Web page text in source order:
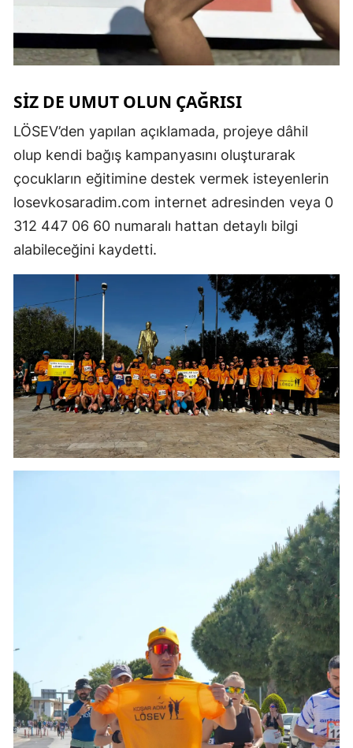
SİZ DE UMUT OLUN ÇAĞRISI
LÖSEV’den yapılan açıklamada, projeye dâhil
olup kendi bağış kampanyasını oluşturarak
çocukların eğitimine destek vermek isteyenlerin
losevkosaradim.com internet adresinden veya 0
312 447 06 60 numaralı hattan detaylı bilgi
alabileceğini kaydetti.